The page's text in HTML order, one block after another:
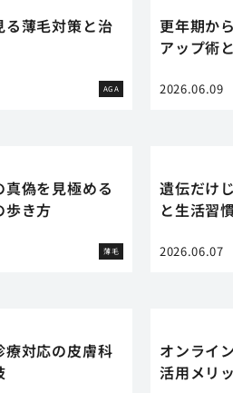
る薄毛対策と治
AGA
更年期か
アップ術
2026.06.09
偽を見極める
歩き方
薄毛
遺伝だけ
と生活習
2026.06.07
療対応の皮膚科
オンライ
活用メリ